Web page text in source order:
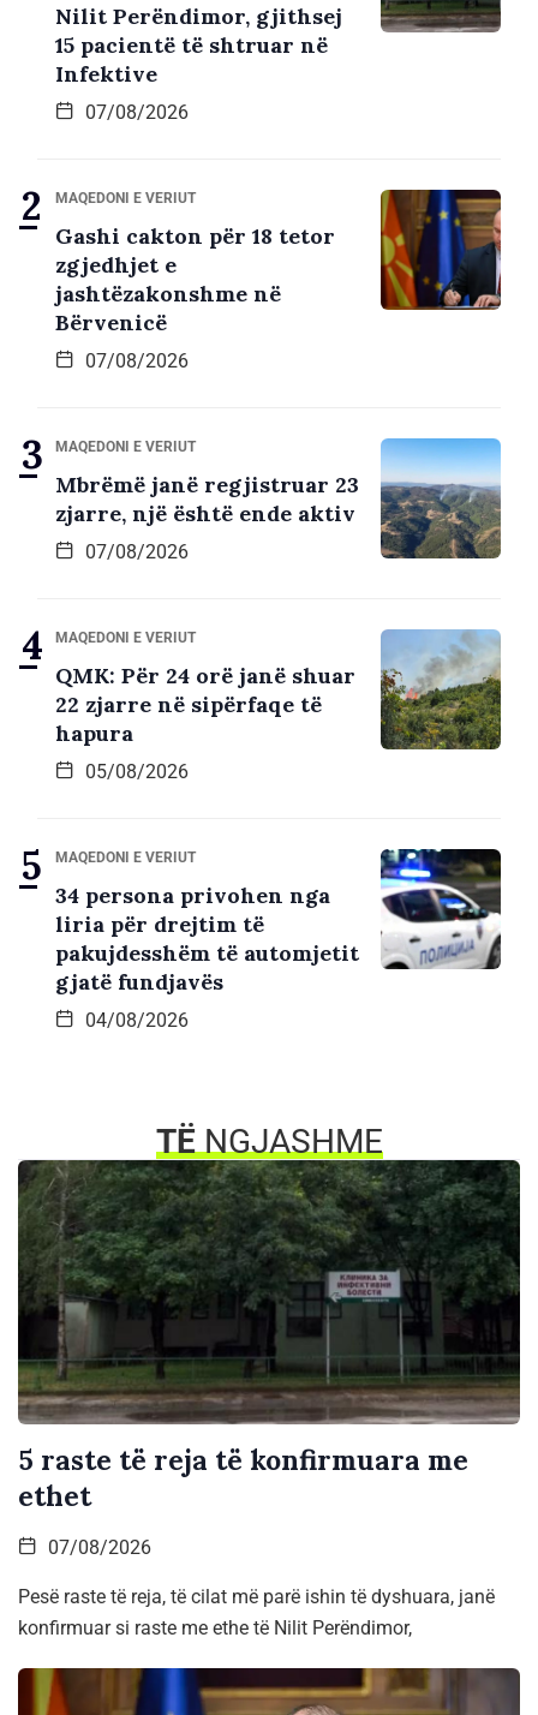
Nilit Perëndimor, gjithsej
15 pacientë të shtruar në
Infektive
07/08/2026
MAQEDONI E VERIUT
Gashi cakton për 18 tetor
zgjedhjet e
jashtëzakonshme në
Bërvenicë
07/08/2026
MAQEDONI E VERIUT
Mbrëmë janë regjistruar 23
zjarre, një është ende aktiv
07/08/2026
MAQEDONI E VERIUT
QMK: Për 24 orë janë shuar
22 zjarre në sipërfaqe të
hapura
05/08/2026
MAQEDONI E VERIUT
34 persona privohen nga
liria për drejtim të
pakujdesshëm të automjetit
gjatë fundjavës
04/08/2026
TËNGJASHME
5 raste të reja të konfirmuara me
ethet
07/08/2026
Pesë raste të reja, të cilat më parë ishin të dyshuara, janë
konfirmuar si raste me ethe të Nilit Perëndimor,